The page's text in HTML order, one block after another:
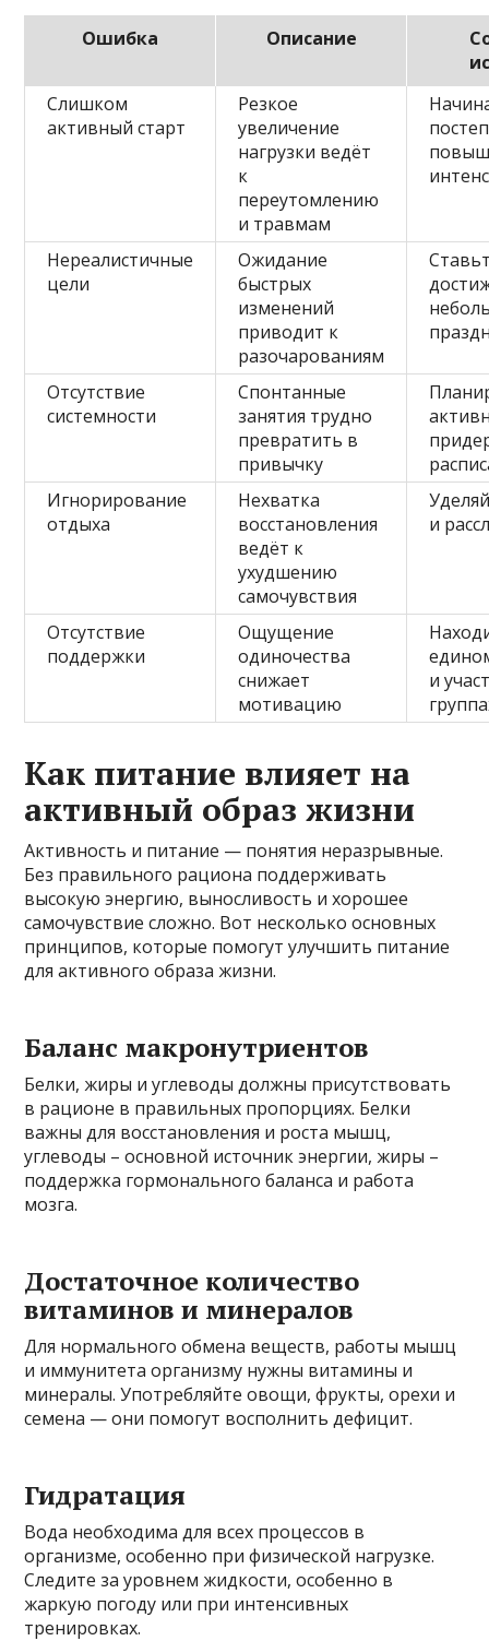
Ошибка Описание
Слишком
активный старт
Резкое
увеличение
нагрузки ведёт
к
переутомлению
и травмам
Нереалистичные
цели
Ожидание
быстрых
изменений
приводит к
разочарованиям
Отсутствие
системности
Спонтанные
занятия трудно
превратить в
привычку
Игнорирование
отдыха
Нехватка
восстановления
ведёт к
ухудшению
самочувствия
и
Отсутствие
поддержки
Ощущение
одиночества
снижает
мотивацию
и
Как питание влияет на
активный образ жизни
Активность и питание — понятия неразрывные.
Без правильного рациона поддерживать
высокую энергию, выносливость и хорошее
самочувствие сложно. Вот несколько основных
принципов, которые помогут улучшить питание
для активного образа жизни.
Баланс макронутриентов
Белки, жиры и углеводы должны присутствовать
в рационе в правильных пропорциях. Белки
важны для восстановления и роста мышц,
углеводы – основной источник энергии, жиры –
поддержка гормонального баланса и работа
мозга.
Достаточное количество
витаминов и минералов
Для нормального обмена веществ, работы мышц
и иммунитета организму нужны витамины и
минералы. Употребляйте овощи, фрукты, орехи и
семена — они помогут восполнить дефицит.
Гидратация
Вода необходима для всех процессов в
организме, особенно при физической нагрузке.
Следите за уровнем жидкости, особенно в
жаркую погоду или при интенсивных
тренировках.